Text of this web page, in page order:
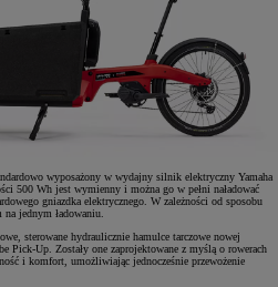
wyposażony w wydajny silnik elektryczny Yamaha
500 Wh jest wymienny i można go w pełni naładować
gniazdka elektrycznego. W zależności od sposobu
jednym ładowaniu.
sterowane hydraulicznie hamulce tarczowe nowej
Pick-Up. Zostały one zaprojektowane z myślą o rowerach
i komfort, umożliwiając jednocześnie przewożenie